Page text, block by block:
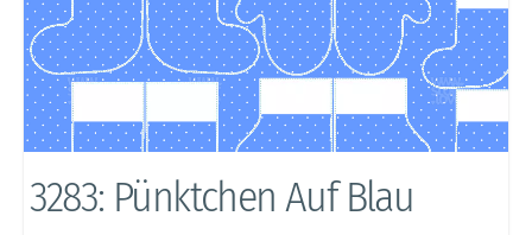
3283: Pünktchen Auf Blau